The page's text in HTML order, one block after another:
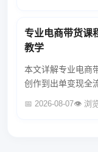
专业电商带货课
教学
本文详解专业电商
创作到出单变现全
📅 2026-08-07👁️ 浏